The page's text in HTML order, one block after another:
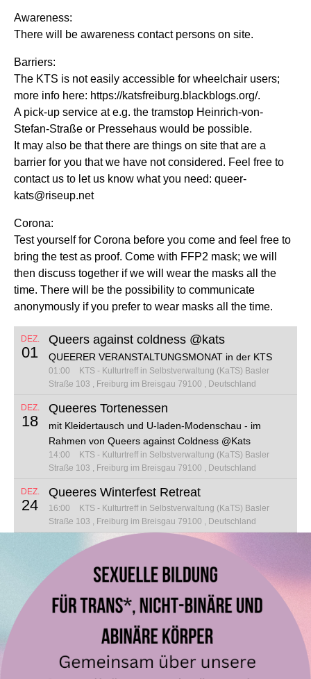
Awareness:
There will be awareness contact persons on site.
Barriers:
The KTS is not easily accessible for wheelchair users;
more info here: https://katsfreiburg.blackblogs.org/.
A pick-up service at e.g. the tramstop Heinrich-von-
Stefan-Straße or Pressehaus would be possible.
It may also be that there are things on site that are a
barrier for you that we have not considered. Feel free to
contact us to let us know what you need: queer-
kats@riseup.net
Corona:
Test yourself for Corona before you come and feel free to
bring the test as proof. Come with FFP2 mask; we will
then discuss together if we will wear the masks all the
time. There will be the possibility to communicate
anonymously if you prefer to wear masks all the time.
DEZ.
01
Queers against coldness @kats
QUEERER VERANSTALTUNGSMONAT in der KTS
01:00 KTS - Kulturtreff in Selbstverwaltung (KaTS) Basler
Straße 103
Freiburg im Breisgau 79100 Deutschland
DEZ.
18
Queeres Tortenessen
mit Kleidertausch und U-laden-Modenschau - im
Rahmen von Queers against Coldness @Kats
14:00 KTS - Kulturtreff in Selbstverwaltung (KaTS) Basler
Straße 103
Freiburg im Breisgau 79100 Deutschland
DEZ.
24
Queeres Winterfest Retreat
16:00 KTS - Kulturtreff in Selbstverwaltung (KaTS) Basler
Straße 103
Freiburg im Breisgau 79100 Deutschland